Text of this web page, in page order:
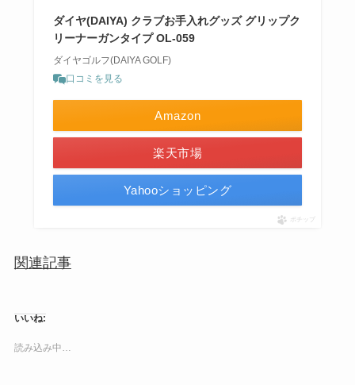
ダイヤ(DAIYA) クラブお手入れグッズ グリップク
リーナーガンタイプ OL-059
ダイヤゴルフ(DAIYA GOLF)
口コミを見る
Amazon
楽天市場
Yahooショッピング
ポチップ
関連記事
いいね:
読み込み中…